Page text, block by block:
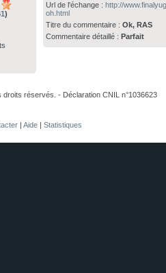
)
Url de l'échange :http://
oh.html
Titre du commentaire :Ok, RAS
Commentaire détaillé :Parfait
réservés. - Déclaration CNIL n°1036623
| Aide | Statistiques